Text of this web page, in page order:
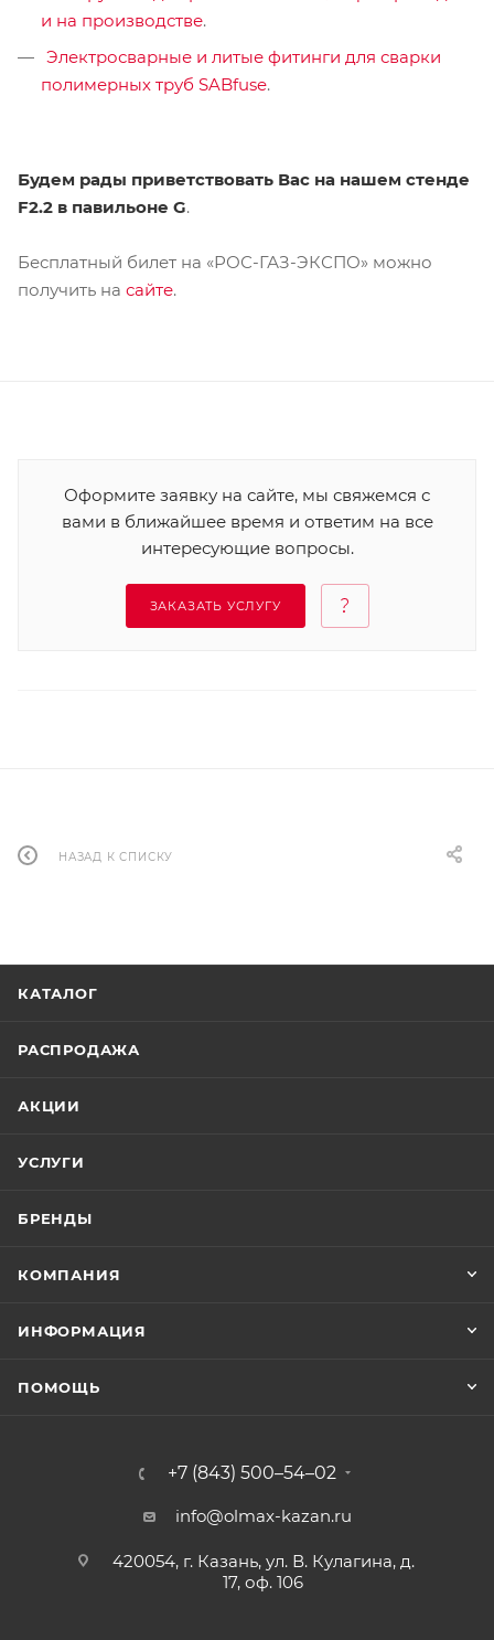
и на производстве.
Электросварные и литые фитинги для сварки
полимерных труб SABfuse.
Будем рады приветствовать Вас на нашем стенде
F2.2 в павильоне G.
Бесплатный билет на «РОС-ГАЗ-ЭКСПО» можно
получить на сайте.
Оформите заявку на сайте, мы свяжемся с
вами в ближайшее время и ответим на все
интересующие вопросы.
ЗАКАЗАТЬ УСЛУГУ
НАЗАД К СПИСКУ
КАТАЛОГ
РАСПРОДАЖА
АКЦИИ
УСЛУГИ
БРЕНДЫ
КОМПАНИЯ
ИНФОРМАЦИЯ
ПОМОЩЬ
+7 (843) 500–54–02
info@olmax-kazan.ru
420054, г. Казань, ул. В. Кулагина, д.
17, оф. 106